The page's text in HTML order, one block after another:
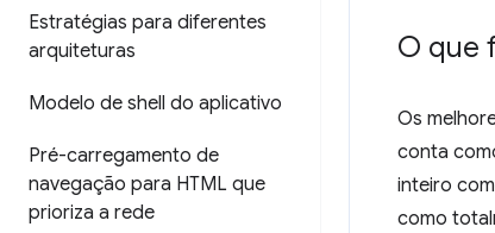
Estratégias para diferentes
arquiteturas
Modelo de shell do aplicativo
Pré-carregamento de
navegação para HTML que
prioriza a rede
O que
Os
conta
inteiro
como